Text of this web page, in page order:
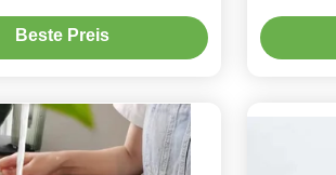
Herstellung
Beste Preis